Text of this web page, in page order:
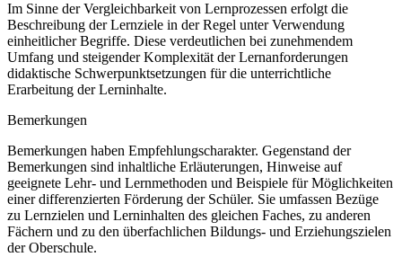
Im Sinne der Vergleichbarkeit von Lernprozessen erfolgt die
Beschreibung der Lernziele in der Regel unter Verwendung
einheitlicher Begriffe. Diese verdeutlichen bei zunehmendem
Umfang und steigender Komplexität der Lernanforderungen
didaktische Schwerpunktsetzungen für die unterrichtliche
Erarbeitung der Lerninhalte.
Bemerkungen
Bemerkungen haben Empfehlungscharakter. Gegenstand der
Bemerkungen sind inhaltliche Erläuterungen, Hinweise auf
geeignete Lehr- und Lernmethoden und Beispiele für Möglichkeiten
einer differenzierten Förderung der Schüler. Sie umfassen Bezüge
zu Lernzielen und Lerninhalten des gleichen Faches, zu anderen
Fächern und zu den überfachlichen Bildungs- und Erziehungszielen
der Oberschule.